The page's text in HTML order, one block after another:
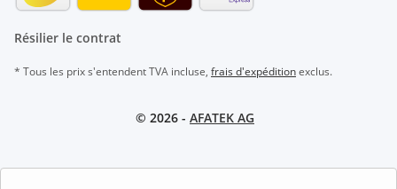
Résilier le contrat
* Tous les prix s'entendent TVA incluse, frais d'expéditionexclus.
© 2026 - AFATEK AG